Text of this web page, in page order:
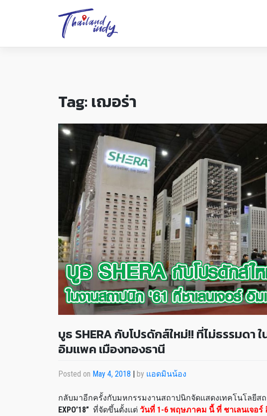
Tag: เฌอร่า
บูธ SHERA กับโปรดักส์ใหม่!! ที่ไม่ธรรมดา
อิมเเพค เมืองทองธานี
Posted on May 4, 2018 | by แอดมินน้อง
กลับมาอีกครั้งกับมหกรรมงานสถาปนิกจัดเเสดงเทคโนโลยีส
EXPO’18” ที่จัดขึ้นตั้งเเต่ วันที่ 1-6 พฤษภาคม นี้ ที่ ชาเลนเจอร์